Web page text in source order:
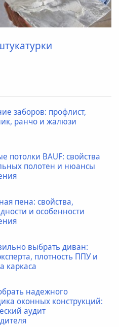
заборов: профлист,
ранчо и жалюзи
потолки BAUF: свойства
полотен и нюансы
пена: свойства,
и особенности
выбрать диван:
плотность ППУ и
каркаса
надежного
оконных конструкций:
аудит